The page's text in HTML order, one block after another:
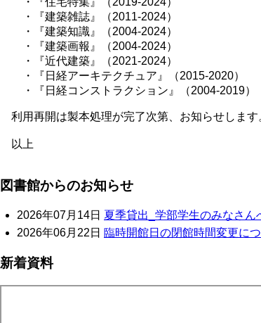
・『建築雑誌』（2011-2024）
・『建築知識』（2004-2024）
・『建築画報』（2004-2024）
・『近代建築』（2021-2024）
・『日経アーキテクチュア』（2015-2020）
・『日経コンストラクション』（2004-2019）
利用再開は製本処理が完了次第、お知らせします
以上
図書館からのお知らせ
2026年07月14日 夏季貸出_学部学生のみなさん
2026年06月22日 臨時開館日の閉館時間変更に
新着資料